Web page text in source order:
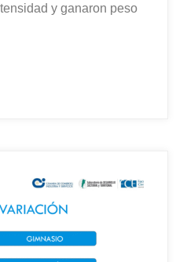
y ganaron peso